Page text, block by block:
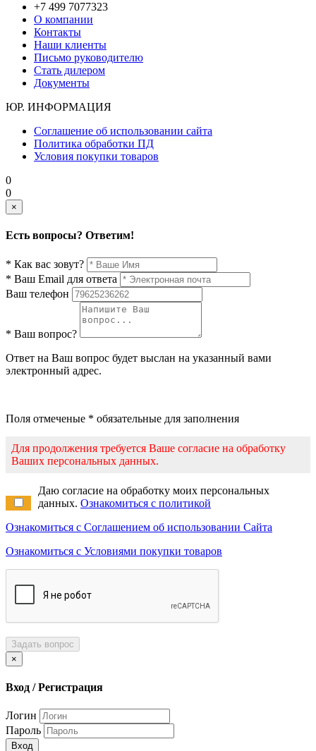
+7 499 7077323
О компании
Контакты
Наши клиенты
Письмо руководителю
Стать дилером
Документы
ЮР. ИНФОРМАЦИЯ
Соглашение об использовании сайта
Политика обработки ПД
Условия покупки товаров
0
0
×
Есть вопросы? Ответим!
* Как вас зовут?
* Ваш Email для ответа
Ваш телефон
* Ваш вопрос?
Ответ на Ваш вопрос будет выслан на указанный вами
электронный адрес.
Поля отмеченые * обязательные для заполнения
Для продолжения требуется Ваше согласие на обработку
Ваших персональных данных.
Даю согласие на обработку моих персональных
данных. Ознакомиться с политикой
Ознакомиться с Соглашением об использовании Сайта
Ознакомиться с Условиями покупки товаров
Задать вопрос
×
Вход / Регистрация
Логин
Пароль
Вход